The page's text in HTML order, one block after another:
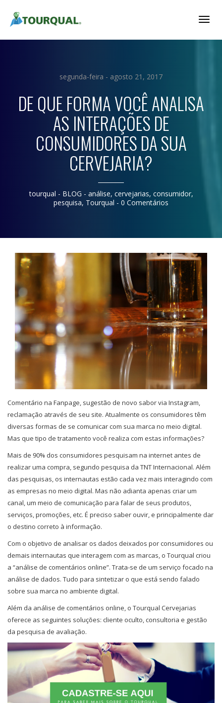
segunda-feira - agosto 21, 2017
DE QUE FORMA VOCÊ ANALISA
AS INTERAÇÕES DE
CONSUMIDORES DA SUA
CERVEJARIA?
tourqual - BLOG - análise, cervejarias, consumidor,
pesquisa, Tourqual - 0 Comentários
Comentário na Fanpage, sugestão de novo sabor via Instagram,
reclamação através de seu site. Atualmente os consumidores têm
diversas formas de se comunicar com sua marca no meio digital.
Mas que tipo de tratamento você realiza com estas informações?
Mais de 90% dos consumidores pesquisam na internet antes de
realizar uma compra, segundo pesquisa da TNT Internacional. Além
das pesquisas, os internautas estão cada vez mais interagindo com
as empresas no meio digital. Mas não adianta apenas criar um
canal, um meio de comunicação para falar de seus produtos,
serviços, promoções, etc. É preciso saber ouvir, e principalmente dar
o destino correto à informação.
Com o objetivo de analisar os dados deixados por consumidores ou
demais internautas que interagem com as marcas, o Tourqual criou
a “análise de comentários online”. Trata-se de um serviço focado na
análise de dados. Tudo para sintetizar o que está sendo falado
sobre sua marca no ambiente digital.
Além da análise de comentários online, o Tourqual Cervejarias
oferece as seguintes soluções: cliente oculto, consultoria e gestão
da pesquisa de avaliação.